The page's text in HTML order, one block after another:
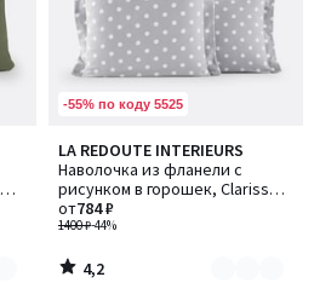
-55% по коду 5525
LA REDOUTE INTERIEURS
Наволочка из фланели с
рисунком в горошек, Clarisse /
Кларисс
1400 ₽-44%
от784 ₽
4,2
/ 5
Количество
цветов:
2
4,2
/